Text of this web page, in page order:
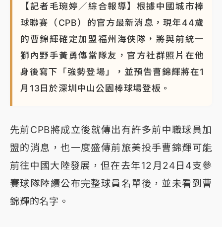
【記者毛琬婷／綜合報導】根據中國城市棒
球聯賽（CPB）的官方最新消息，現年44歲
的曹錦輝確定加盟福州海俠隊，將與前統一
獅內野手黃勇傳當隊友，官方社群照片在他
身後寫下「強勢登場」，並預告曹錦輝將在1
月13日於深圳中山公園棒球場登板。
先前CPB將成立後就傳出有許多前中職球員加
盟的消息，也一度盛傳前旅美投手曹錦輝可能
前往中國大陸發展，但在去年12月24日4支參
賽球隊陸續公布完整球員名單後，並未看到曹
錦輝的名字。